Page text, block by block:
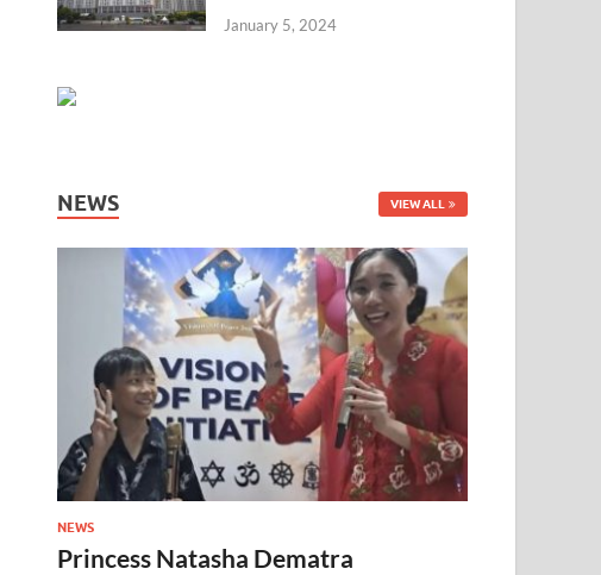
January 5, 2024
NEWS VIEW ALL
NEWS
Princess Natasha Dematra